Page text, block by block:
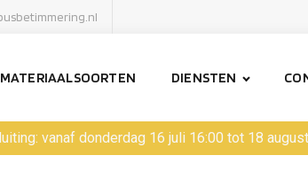
MATERIAALSOORTEN DIENSTEN
vanaf donderdag 16 juli 16:00 tot 18